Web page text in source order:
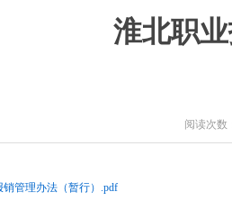
淮北职
阅读次数
管理办法（暂行）.pdf